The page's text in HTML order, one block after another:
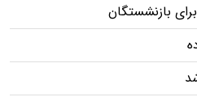
بازنشستگان